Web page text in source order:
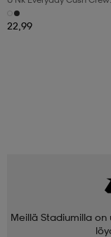
6pr-Bd
22,99
Meillä Stadiumilla